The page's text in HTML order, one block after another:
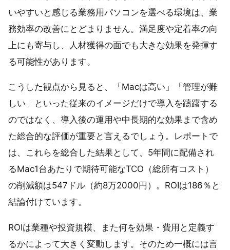
いやすいと感じる業務用パソコンを選べる環境は、業
務効率の改善にとどまりません。満足度や定着率の向
上にも寄与し、人材獲得の面でも大きな効果を発揮す
る可能性があります。
こうした観点から見ると、「Macは高い」「管理が難
しい」といった従来のイメージだけで導入を躊躇する
のではなく、導入後の運用や中長期的な効果まで含め
た総合的な評価が重要と言えるでしょう。レポートで
は、これらを総合した結果として、5年間に配備され
るMac1台あたりで期待可能なTCO（総所有コスト）
の削減額は547ドル（約8万2000円）。ROIは186％と
結論付けています。
ROIは業種や投資規模、また何を効果・費用と定義す
るかによって大きく変動します。そのため一概には言